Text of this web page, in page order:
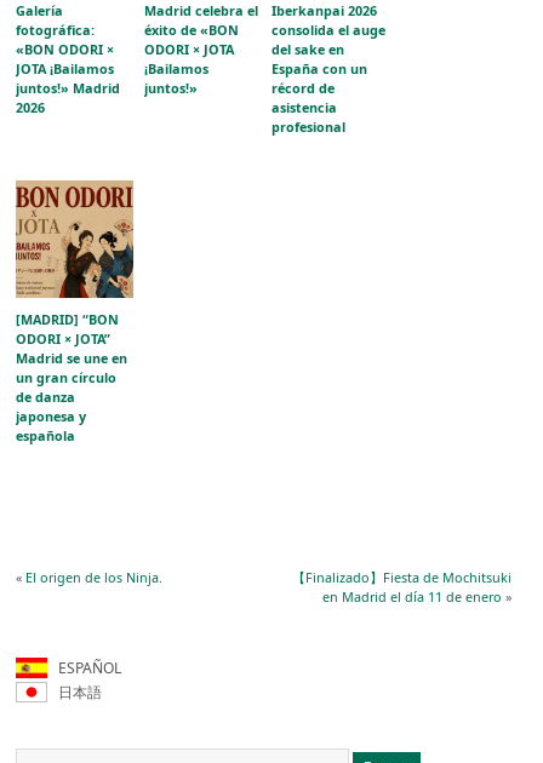
Galería
fotográfica:
«BON ODORI ×
JOTA ¡Bailamos
juntos!» Madrid
2026
Madrid celebra el
éxito de «BON
ODORI × JOTA
¡Bailamos
juntos!»
Iberkanpai 2026
consolida el auge
del sake en
España con un
récord de
asistencia
profesional
[MADRID] “BON
ODORI × JOTA”
Madrid se une en
un gran círculo
de danza
japonesa y
española
« El origen de los Ninja.
【Finalizado】Fiesta de Mochitsuki
en Madrid el día 11 de enero »
ESPAÑOL
日本語